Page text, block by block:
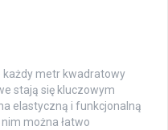
każdy metr kwadratowy
stają się kluczowym
elastyczną i funkcjonalną
można łatwo